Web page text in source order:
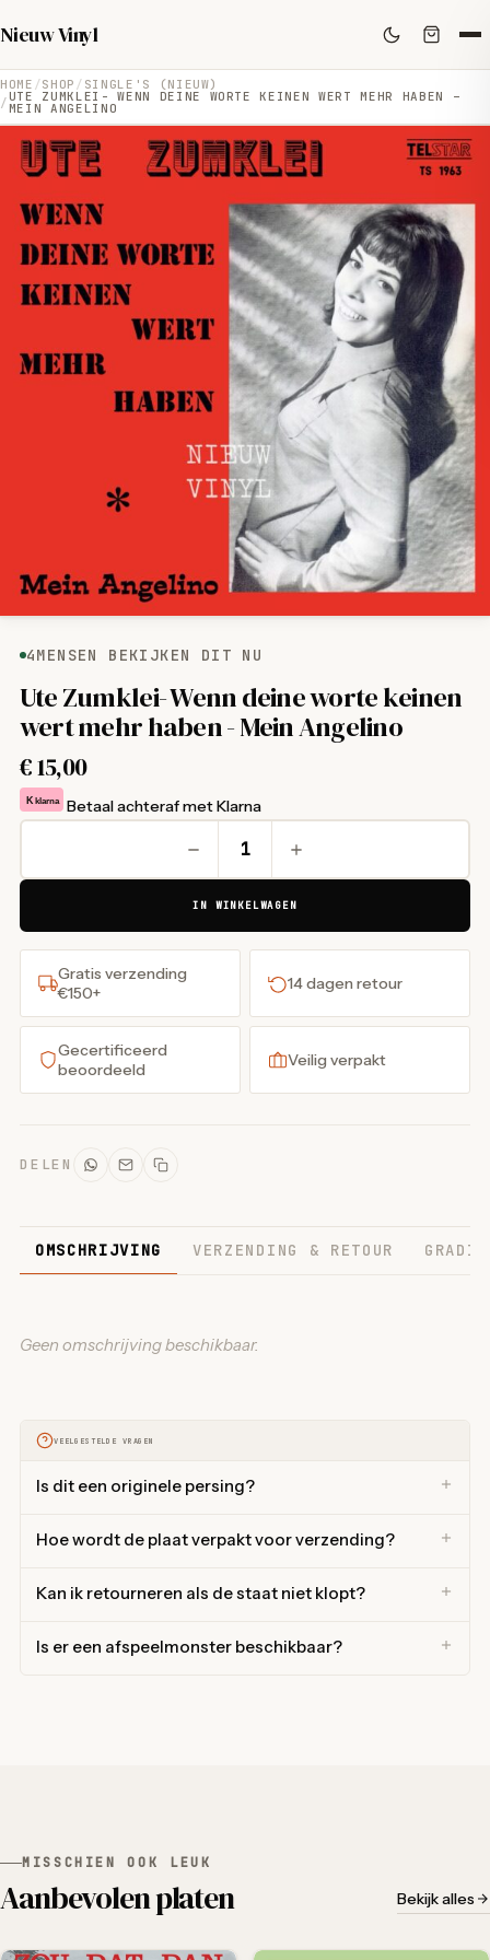
Nieuw Vinyl
HOME SHOP SINGLE'S (NIEUW)
UTE ZUMKLEI- WENN DEINE WORTE KEINEN WERT MEHR HABEN –
MEIN ANGELINO
4MENSEN BEKIJKEN DIT NU
Ute Zumklei- Wenn deine worte keinen
wert mehr haben - Mein Angelino
€15,00
K klarna Betaal achteraf met Klarna
IN WINKELWAGEN
Gratis verzending
€150+
14 dagen retour
Gecertificeerd
beoordeeld
Veilig verpakt
DELEN
OMSCHRIJVING VERZENDING & RETOUR
Geen omschrijving beschikbaar.
VEELGESTELDE VRAGEN
Is dit een originele persing?
Hoe wordt de plaat verpakt voor verzending?
Kan ik retourneren als de staat niet klopt?
Is er een afspeelmonster beschikbaar?
MISSCHIEN OOK LEUK
Aanbevolen platen Bekijk alles